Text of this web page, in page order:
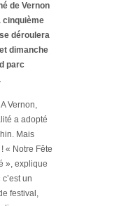
de Vernon
déroulera
dimanche
parc
Vernon,
a adopté
Mais
« Notre Fête
», explique
c’est un
festival,